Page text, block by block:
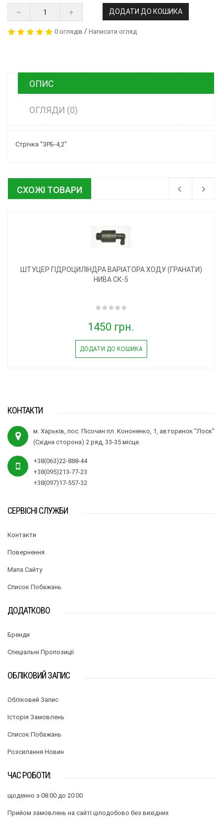
ДОДАТИ ДО КОШИКА
0 оглядів / Написати огляд
ОПИС
ОГЛЯДИ (0)
Стрічка "ЗРБ-4,2"
СХОЖІ ТОВАРИ
ШТУЦЕР ГІДРОЦИЛІНДРА ВАРІАТОРА ХОДУ (ГРАНАТИ)
НИВА СК-5
1450 грн.
ДОДАТИ ДО КОШИКА
КОНТАКТИ
м. Харьків, пос. Пісочин пл. Кононенко, 1, авторинок "Лоск"
(Східна сторона) 2 ряд, 33-35 місце.
+38(063)22-888-44
+38(095)213-77-23
+38(097)17-557-32
СЕРВІСНІ СЛУЖБИ
Контакти
Повернення
Мапа Сайту
Список Побажань
ДОДАТКОВО
Бренди
Спеціальні Пропозиції
ОБЛІКОВИЙ ЗАПИС
Обліковий Запис
Історія Замовлень
Список Побажань
Розсилання Новин
ЧАС РОБОТИ:
щоденно з 08:00 до 20:00
Прийом замовлень на сайті цілодобово без вихідних